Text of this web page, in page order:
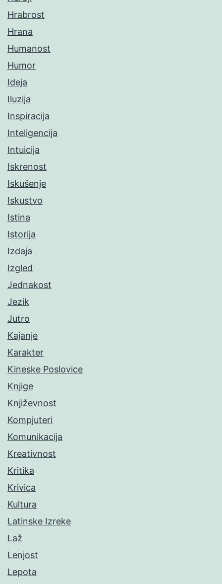
Hrabrost
Hrana
Humanost
Humor
Ideja
Iluzija
Inspiracija
Inteligencija
Intuicija
Iskrenost
Iskušenje
Iskustvo
Istina
Istorija
Izdaja
Izgled
Jednakost
Jezik
Jutro
Kajanje
Karakter
Kineske Poslovice
Knjige
Književnost
Kompjuteri
Komunikacija
Kreativnost
Kritika
Krivica
Kultura
Latinske Izreke
Laž
Lenjost
Lepota